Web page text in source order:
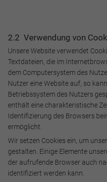
2.2 Verwendung von
Unsere Website verwendet
Textdateien, die im
dem Computersystem des
Nutzer eine Website auf, so
Betriebssystem des Nutzers
enthält eine charakteristische
Identifizierung des Browsers
ermöglicht.
Wir setzen Cookies ein, um
gestalten. Einige Elemente
der aufrufende Browser auch
identifiziert werden kann.